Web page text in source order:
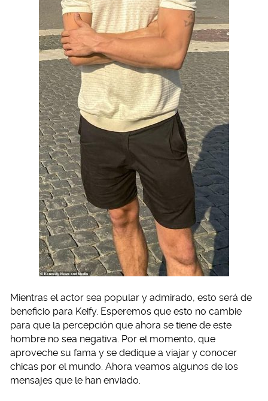
Mientras el actor sea popular y admirado, esto será de
beneficio para Keify. Esperemos que esto no cambie
para que la percepción que ahora se tiene de este
hombre no sea negativa. Por el momento, que
aproveche su fama y se dedique a viajar y conocer
chicas por el mundo. Ahora veamos algunos de los
mensajes que le han enviado.